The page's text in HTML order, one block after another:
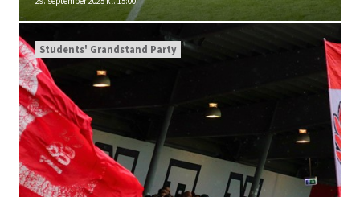
Students' Grandstand Party